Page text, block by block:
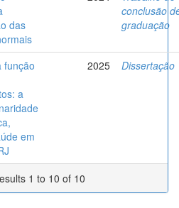
das
conclusão
graduação
função
a
em
2025 Dissertação
1 to 10 of 10